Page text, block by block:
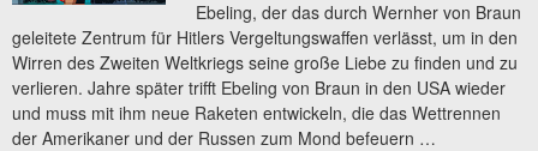
Ebeling, der das durch Wernher von Braun
geleitete Zentrum für Hitlers Vergeltungswaffen verlässt, um in den
Wirren des Zweiten Weltkriegs seine große Liebe zu finden und zu
verlieren. Jahre später trifft Ebeling von Braun in den USA wieder
und muss mit ihm neue Raketen entwickeln, die das Wettrennen
der Amerikaner und der Russen zum Mond befeuern …